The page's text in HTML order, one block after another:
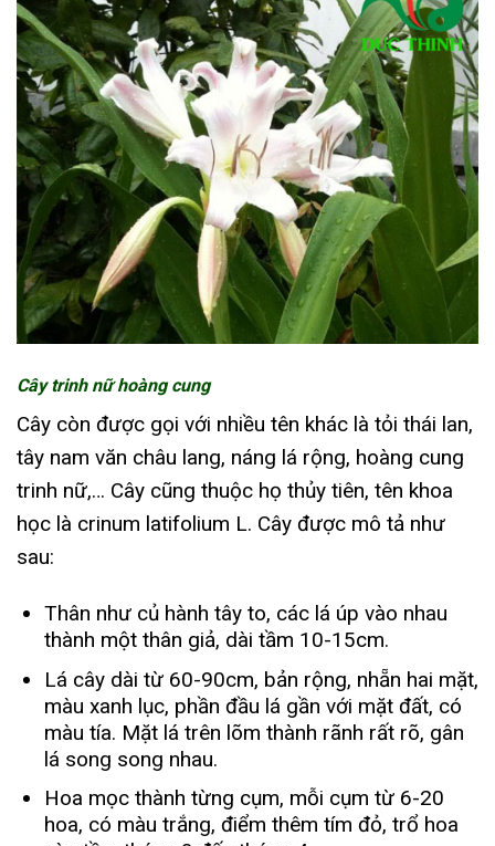
Cây trinh nữ hoàng cung
Cây còn được gọi với nhiều tên khác là tỏi thái lan,
tây nam văn châu lang, náng lá rộng, hoàng cung
trinh nữ,… Cây cũng thuộc họ thủy tiên, tên khoa
học là crinum latifolium L. Cây được mô tả như
sau:
Thân như củ hành tây to, các lá úp vào nhau
thành một thân giả, dài tầm 10-15cm.
Lá cây dài từ 60-90cm, bản rộng, nhẵn hai mặt,
màu xanh lục, phần đầu lá gần với mặt đất, có
màu tía. Mặt lá trên lõm thành rãnh rất rõ, gân
lá song song nhau.
Hoa mọc thành từng cụm, mỗi cụm từ 6-20
hoa, có màu trắng, điểm thêm tím đỏ, trổ hoa